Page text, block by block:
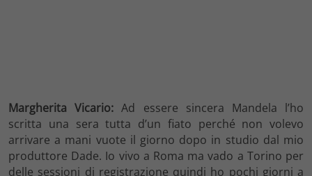
Margherita Vicario: Ad essere sincera Mandela l’ho
scritta una sera tutta d’un fiato perché non volevo
arrivare a mani vuote il giorno dopo in studio dal mio
produttore Dade. Io vivo a Roma ma vado a Torino per
delle sessioni di registrazione quindi ho pochi giorni a